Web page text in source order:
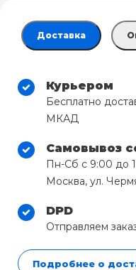
Доставка
Курьером
Бесплатно
МКАД
Самовывоз
Пн-Сб с 9:00 до
Москва, ул.
DPD
Отправляем
Подробнее о